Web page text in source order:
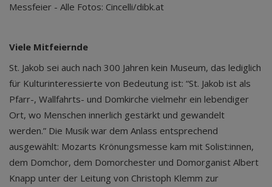
Messfeier - Alle Fotos: Cincelli/dibk.at
Viele Mitfeiernde
St. Jakob sei auch nach 300 Jahren kein Museum, das lediglich
für Kulturinteressierte von Bedeutung ist: “St. Jakob ist als
Pfarr-, Wallfahrts- und Domkirche vielmehr ein lebendiger
Ort, wo Menschen innerlich gestärkt und gewandelt
werden.” Die Musik war dem Anlass entsprechend
ausgewählt: Mozarts Krönungsmesse kam mit Solist:innen,
dem Domchor, dem Domorchester und Domorganist Albert
Knapp unter der Leitung von Christoph Klemm zur